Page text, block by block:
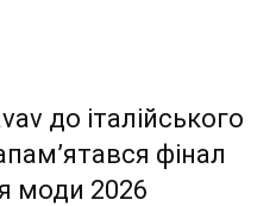
до італійського
фінал
моди 2026